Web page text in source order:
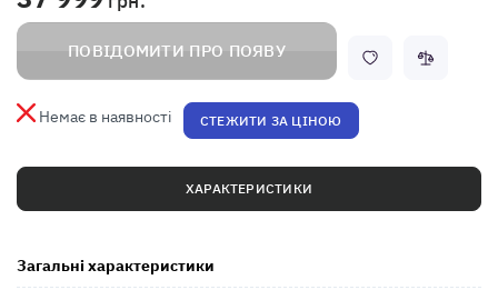
ПОВІДОМИТИ ПРО ПОЯВУ
Немає в наявності СТЕЖИТИ ЗА ЦІНОЮ
ХАРАКТЕРИСТИКИ
Загальні характеристики